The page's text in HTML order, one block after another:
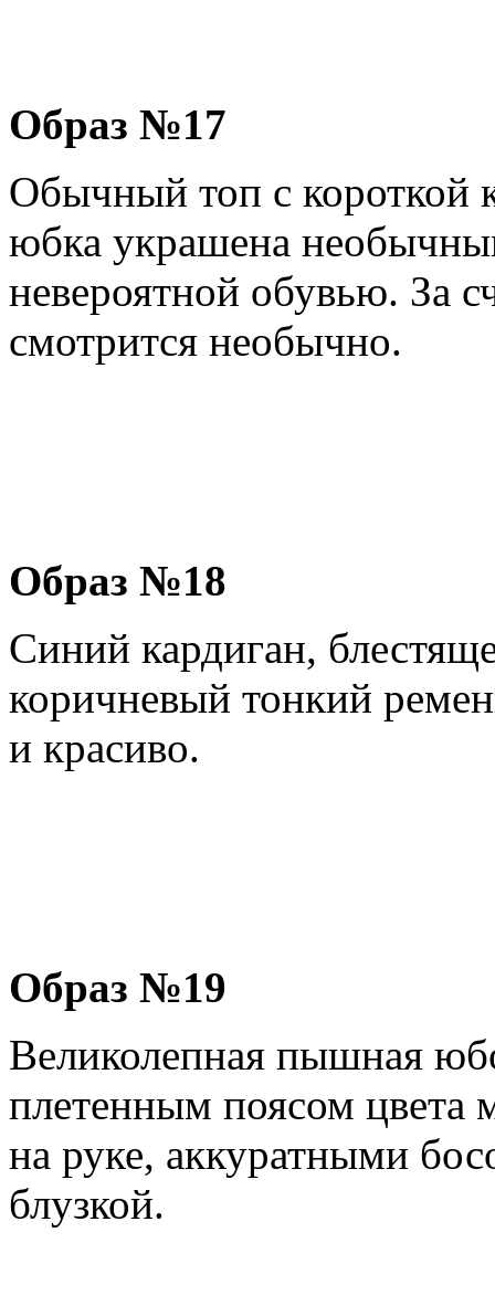
Образ №17
Обычный топ с короткой
юбка украшена
невероятной обувью. За
смотрится необычно.
Образ №18
Синий кардиган,
коричневый тонкий
и красиво.
Образ №19
Великолепная пышная
плетенным поясом цвета
на руке, аккуратными
блузкой.